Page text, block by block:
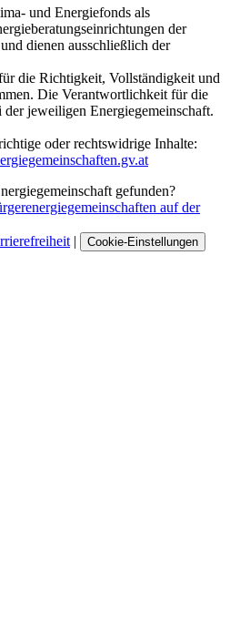
und Energiefonds als
der
dienen ausschließlich der
die Richtigkeit, Vollständigkeit und
Die Verantwortlichkeit für die
jeweiligen Energiegemeinschaft.
oder rechtswidrige Inhalte:
gefunden?
auf der
| Cookie-Einstellungen